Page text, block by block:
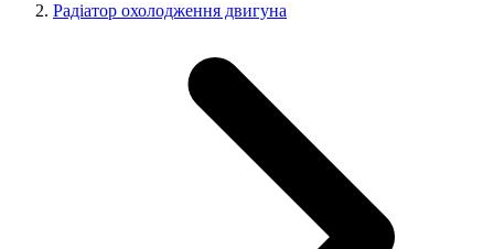
Радіатор охолодження двигуна